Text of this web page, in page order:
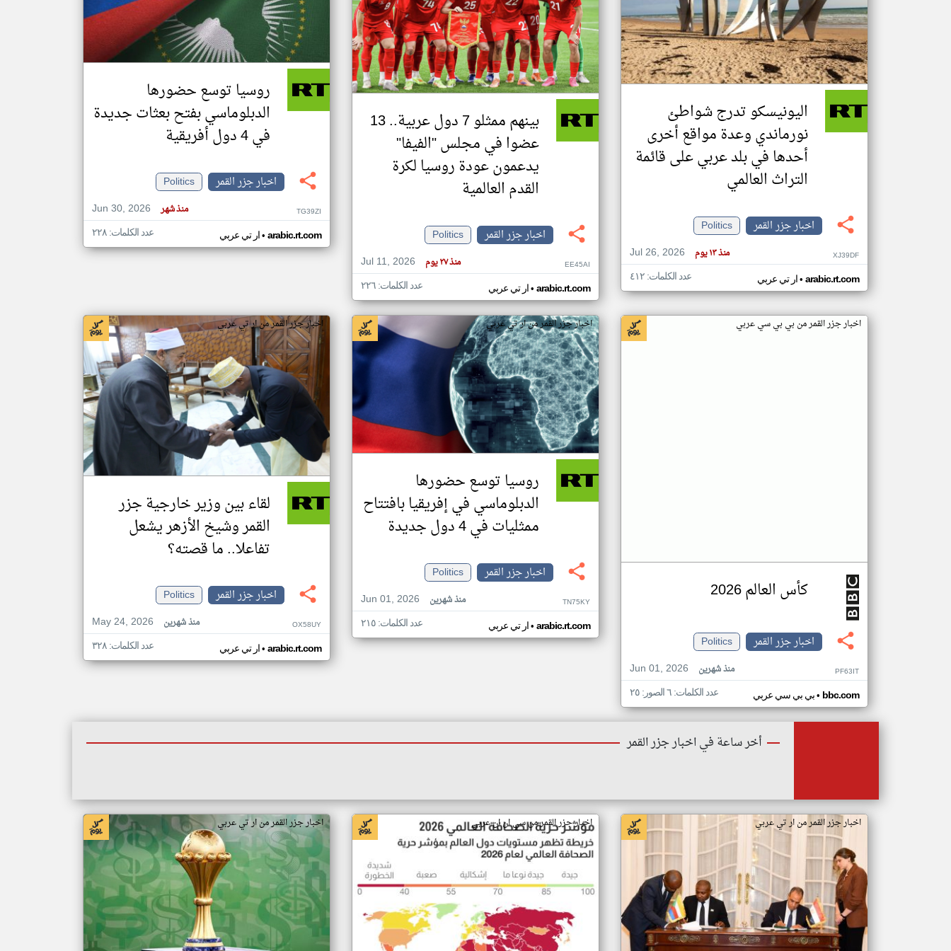
تغيير الدولة
اخبار جزر القمر على مدار الساعة
أهم اخبار جزر القمر العاجلة والمباشرة
اليونيسكو تدرج شواطئ
نورماندي وعدة مواقع أخرى
أحدها في بلد عربي على قائمة
التراث العالمي
اخبار جزر القمر
Politics
Jul 26, 2026
منذ ١٣ يوم XJ39DF
ار تي عربي• arabic.rt.com عدد الكلمات: ٤١٢
بينهم ممثلو 7 دول عربية.. 13
عضوا في مجلس "الفيفا"
يدعمون عودة روسيا لكرة
القدم العالمية
اخبار جزر القمر
Politics
Jul 11, 2026
منذ ٢٧ يوم EE45AI
ار تي عربي• arabic.rt.com عدد الكلمات: ٢٢٦
روسيا توسع حضورها
الدبلوماسي بفتح بعثات جديدة
في 4 دول أفريقية
اخبار جزر القمر
Politics
Jun 30, 2026
منذ شهر TG39ZI
ار تي عربي• arabic.rt.com عدد الكلمات: ٢٢٨
اخبار جزر القمر من بي بي سي عربي
كأس العالم 2026
اخبار جزر القمر
Politics
Jun 01, 2026
منذ شهرين PF63IT
بي بي سي عربي• bbc.com عدد الكلمات: ٦ الصور: ٢٥
اخبار جزر القمر من ار تي عربي
روسيا توسع حضورها
الدبلوماسي في إفريقيا بافتتاح
ممثليات في 4 دول جديدة
اخبار جزر القمر
Politics
Jun 01, 2026
منذ شهرين TN75KY
ار تي عربي• arabic.rt.com عدد الكلمات: ٢١٥
اخبار جزر القمر من ار تي عربي
لقاء بين وزير خارجية جزر
القمر وشيخ الأزهر يشعل
تفاعلا.. ما قصته؟
اخبار جزر القمر
Politics
May 24, 2026
منذ شهرين OX58UY
ار تي عربي• arabic.rt.com عدد الكلمات: ٣٢٨
أخر ساعة في اخبار جزر القمر
اخبار جزر القمر من ار تي عربي اخبار جزر القمر من سي ان ان عربي اخبار جزر القمر من ار تي عربي
klyoum.com